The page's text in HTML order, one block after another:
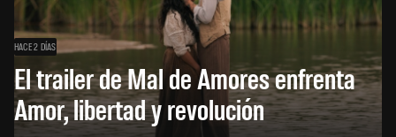
HACE 2 DÍAS
El trailer de Mal de Amores enfrenta
Amor, libertad y revolución